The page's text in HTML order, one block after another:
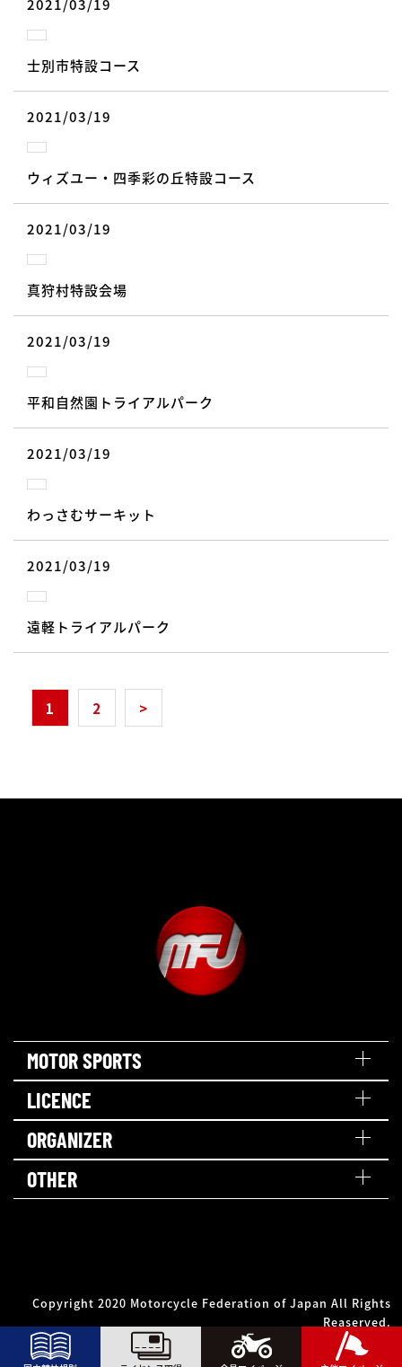
2021/03/19
士別市特設コース
2021/03/19
ウィズユー・四季彩の丘特設コース
2021/03/19
真狩村特設会場
2021/03/19
平和自然園トライアルパーク
2021/03/19
わっさむサーキット
2021/03/19
遠軽トライアルパーク
1 2 >
MOTOR SPORTS
LICENCE
ORGANIZER
OTHER
Copyright 2020 Motorcycle Federation of Japan All Rights
Reaserved.